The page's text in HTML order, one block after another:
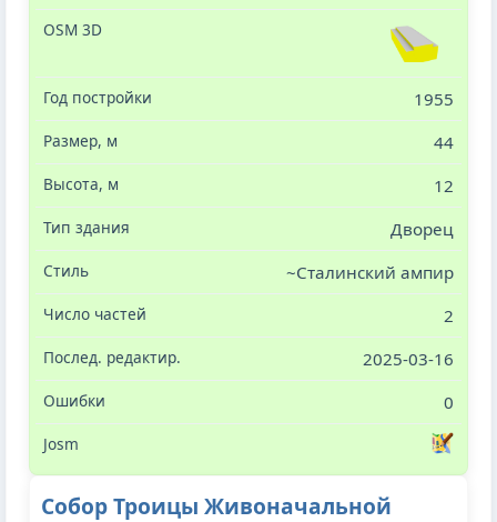
1955
44
12
Дворец
~Сталинский ампир
2
2025-03-16
0
Собор Троицы Живоначальной